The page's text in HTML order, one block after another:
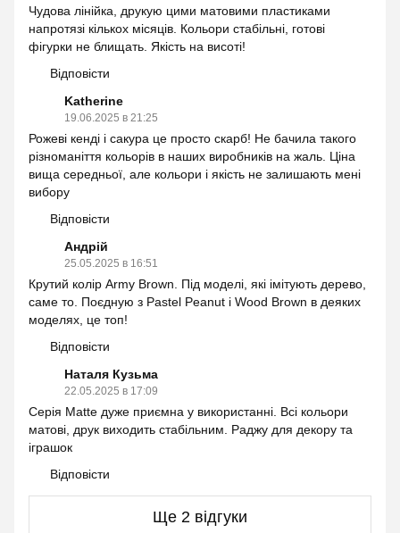
Чудова лінійка, друкую цими матовими пластиками
напротязі кількох місяців. Кольори стабільні, готові
фігурки не блищать. Якість на висоті!
Відповісти
Katherine
19.06.2025 в 21:25
Рожеві кенді і сакура це просто скарб! Не бачила такого
різноманіття кольорів в наших виробників на жаль. Ціна
вища середньої, але кольори і якість не залишають мені
вибору
Відповісти
Андрій
25.05.2025 в 16:51
Крутий колір Army Brown. Під моделі, які імітують дерево,
саме то. Поєдную з Pastel Peanut і Wood Brown в деяких
моделях, це топ!
Відповісти
Наталя Кузьма
22.05.2025 в 17:09
Серія Matte дуже приємна у використанні. Всі кольори
матові, друк виходить стабільним. Раджу для декору та
іграшок
Відповісти
Ще 2 відгуки